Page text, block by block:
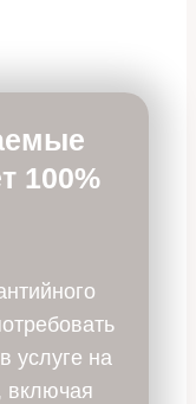
100%
услуге на
включая